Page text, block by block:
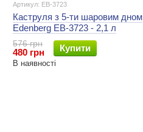
Артикул: EB-3723
Каструля з 5-ти шаровим дном
Edenberg EB-3723 - 2,1 л
576 грн
480 грн Купити
В наявності